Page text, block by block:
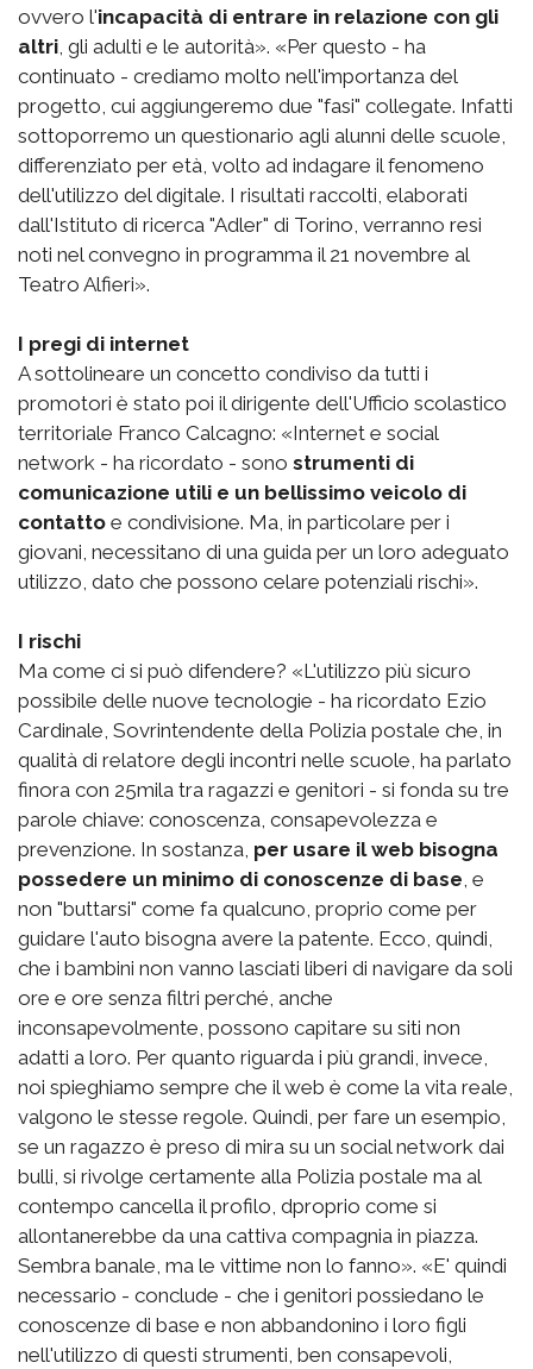
ovvero l'incapacità di entrare in relazione con gli
altri , gli adulti e le autorità». «Per questo - ha
continuato - crediamo molto nell'importanza del
progetto, cui aggiungeremo due "fasi" collegate. Infatti
sottoporremo un questionario agli alunni delle scuole,
differenziato per età, volto ad indagare il fenomeno
dell'utilizzo del digitale. I risultati raccolti, elaborati
dall'Istituto di ricerca "Adler" di Torino, verranno resi
noti nel convegno in programma il 21 novembre al
Teatro Alfieri».
I pregi di internet
A sottolineare un concetto condiviso da tutti i
promotori è stato poi il dirigente dell'Ufficio scolastico
territoriale Franco Calcagno: «Internet e social
network - ha ricordato - sono strumenti di
comunicazione utili e un bellissimo veicolo di
contatto e condivisione. Ma, in particolare per i
giovani, necessitano di una guida per un loro adeguato
utilizzo, dato che possono celare potenziali rischi».
I rischi
Ma come ci si può difendere? «L'utilizzo più sicuro
possibile delle nuove tecnologie - ha ricordato Ezio
Cardinale, Sovrintendente della Polizia postale che, in
qualità di relatore degli incontri nelle scuole, ha parlato
finora con 25mila tra ragazzi e genitori - si fonda su tre
parole chiave: conoscenza, consapevolezza e
prevenzione. In sostanza, per usare il web bisogna
possedere un minimo di conoscenze di base , e
non "buttarsi" come fa qualcuno, proprio come per
guidare l'auto bisogna avere la patente. Ecco, quindi,
che i bambini non vanno lasciati liberi di navigare da soli
ore e ore senza filtri perché, anche
inconsapevolmente, possono capitare su siti non
adatti a loro. Per quanto riguarda i più grandi, invece,
noi spieghiamo sempre che il web è come la vita reale,
valgono le stesse regole. Quindi, per fare un esempio,
se un ragazzo è preso di mira su un social network dai
bulli, si rivolge certamente alla Polizia postale ma al
contempo cancella il profilo, dproprio come si
allontanerebbe da una cattiva compagnia in piazza.
Sembra banale, ma le vittime non lo fanno». «E' quindi
necessario - conclude - che i genitori possiedano le
conoscenze di base e non abbandonino i loro figli
nell'utilizzo di questi strumenti, ben consapevoli,